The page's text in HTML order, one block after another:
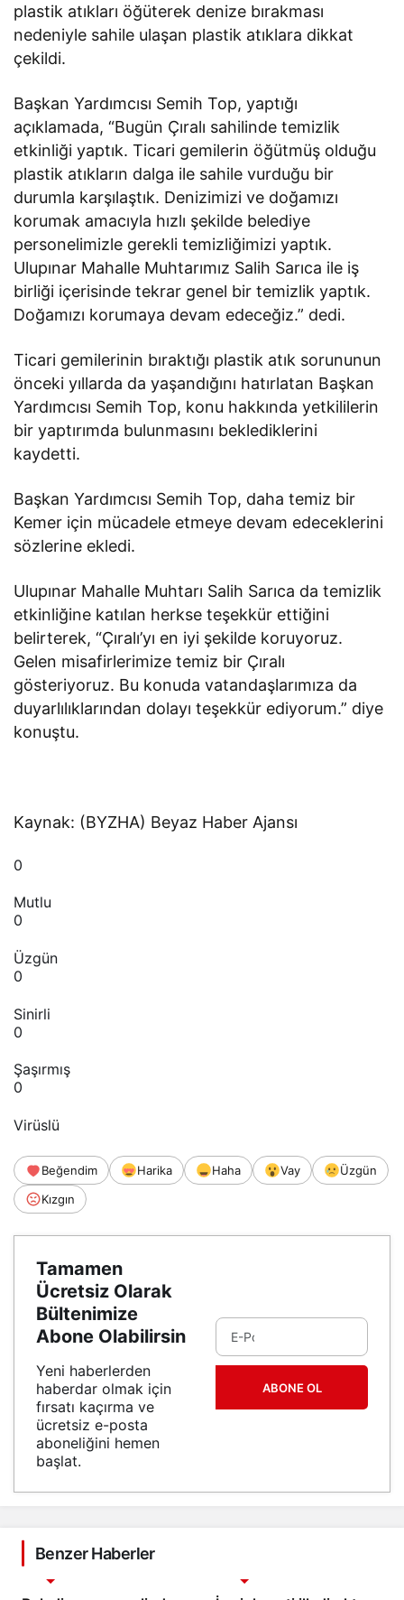
plastik atıkları öğüterek denize bırakması
nedeniyle sahile ulaşan plastik atıklara dikkat
çekildi.
Başkan Yardımcısı Semih Top, yaptığı
açıklamada, “Bugün Çıralı sahilinde temizlik
etkinliği yaptık. Ticari gemilerin öğütmüş olduğu
plastik atıkların dalga ile sahile vurduğu bir
durumla karşılaştık. Denizimizi ve doğamızı
korumak amacıyla hızlı şekilde belediye
personelimizle gerekli temizliğimizi yaptık.
Ulupınar Mahalle Muhtarımız Salih Sarıca ile iş
birliği içerisinde tekrar genel bir temizlik yaptık.
Doğamızı korumaya devam edeceğiz.” dedi.
Ticari gemilerinin bıraktığı plastik atık sorununun
önceki yıllarda da yaşandığını hatırlatan Başkan
Yardımcısı Semih Top, konu hakkında yetkililerin
bir yaptırımda bulunmasını beklediklerini
kaydetti.
Başkan Yardımcısı Semih Top, daha temiz bir
Kemer için mücadele etmeye devam edeceklerini
sözlerine ekledi.
Ulupınar Mahalle Muhtarı Salih Sarıca da temizlik
etkinliğine katılan herkse teşekkür ettiğini
belirterek, “Çıralı’yı en iyi şekilde koruyoruz.
Gelen misafirlerimize temiz bir Çıralı
gösteriyoruz. Bu konuda vatandaşlarımıza da
duyarlılıklarından dolayı teşekkür ediyorum.” diye
konuştu.
Kaynak: (BYZHA) Beyaz Haber Ajansı
0
Mutlu
0
Üzgün
0
Sinirli
0
Şaşırmış
0
Virüslü
Beğendim Harika Haha Vay
Üzgün
Kızgın
Tamamen
Ücretsiz Olarak
Bültenimize
Abone Olabilirsin
Yeni haberlerden
haberdar olmak için
fırsatı kaçırma ve
ücretsiz e-posta
aboneliğini hemen
başlat.
ABONE OL
Benzer Haberler